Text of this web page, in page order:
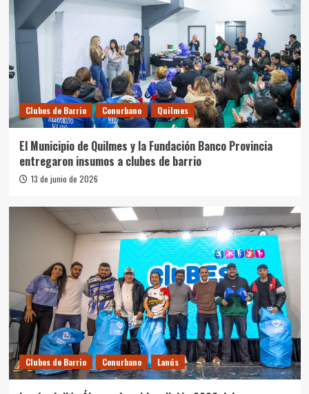
Clubes de Barrio Conurbano Quilmes
El Municipio de Quilmes y la Fundación Banco Provincia
entregaron insumos a clubes de barrio
13 de junio de 2026
Clubes de Barrio Conurbano Lanús